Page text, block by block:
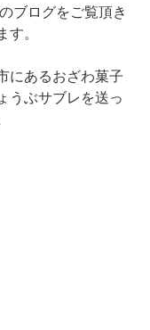
ブログをご覧頂き
す。
にあるおざわ菓子
うぶサブレを送っ